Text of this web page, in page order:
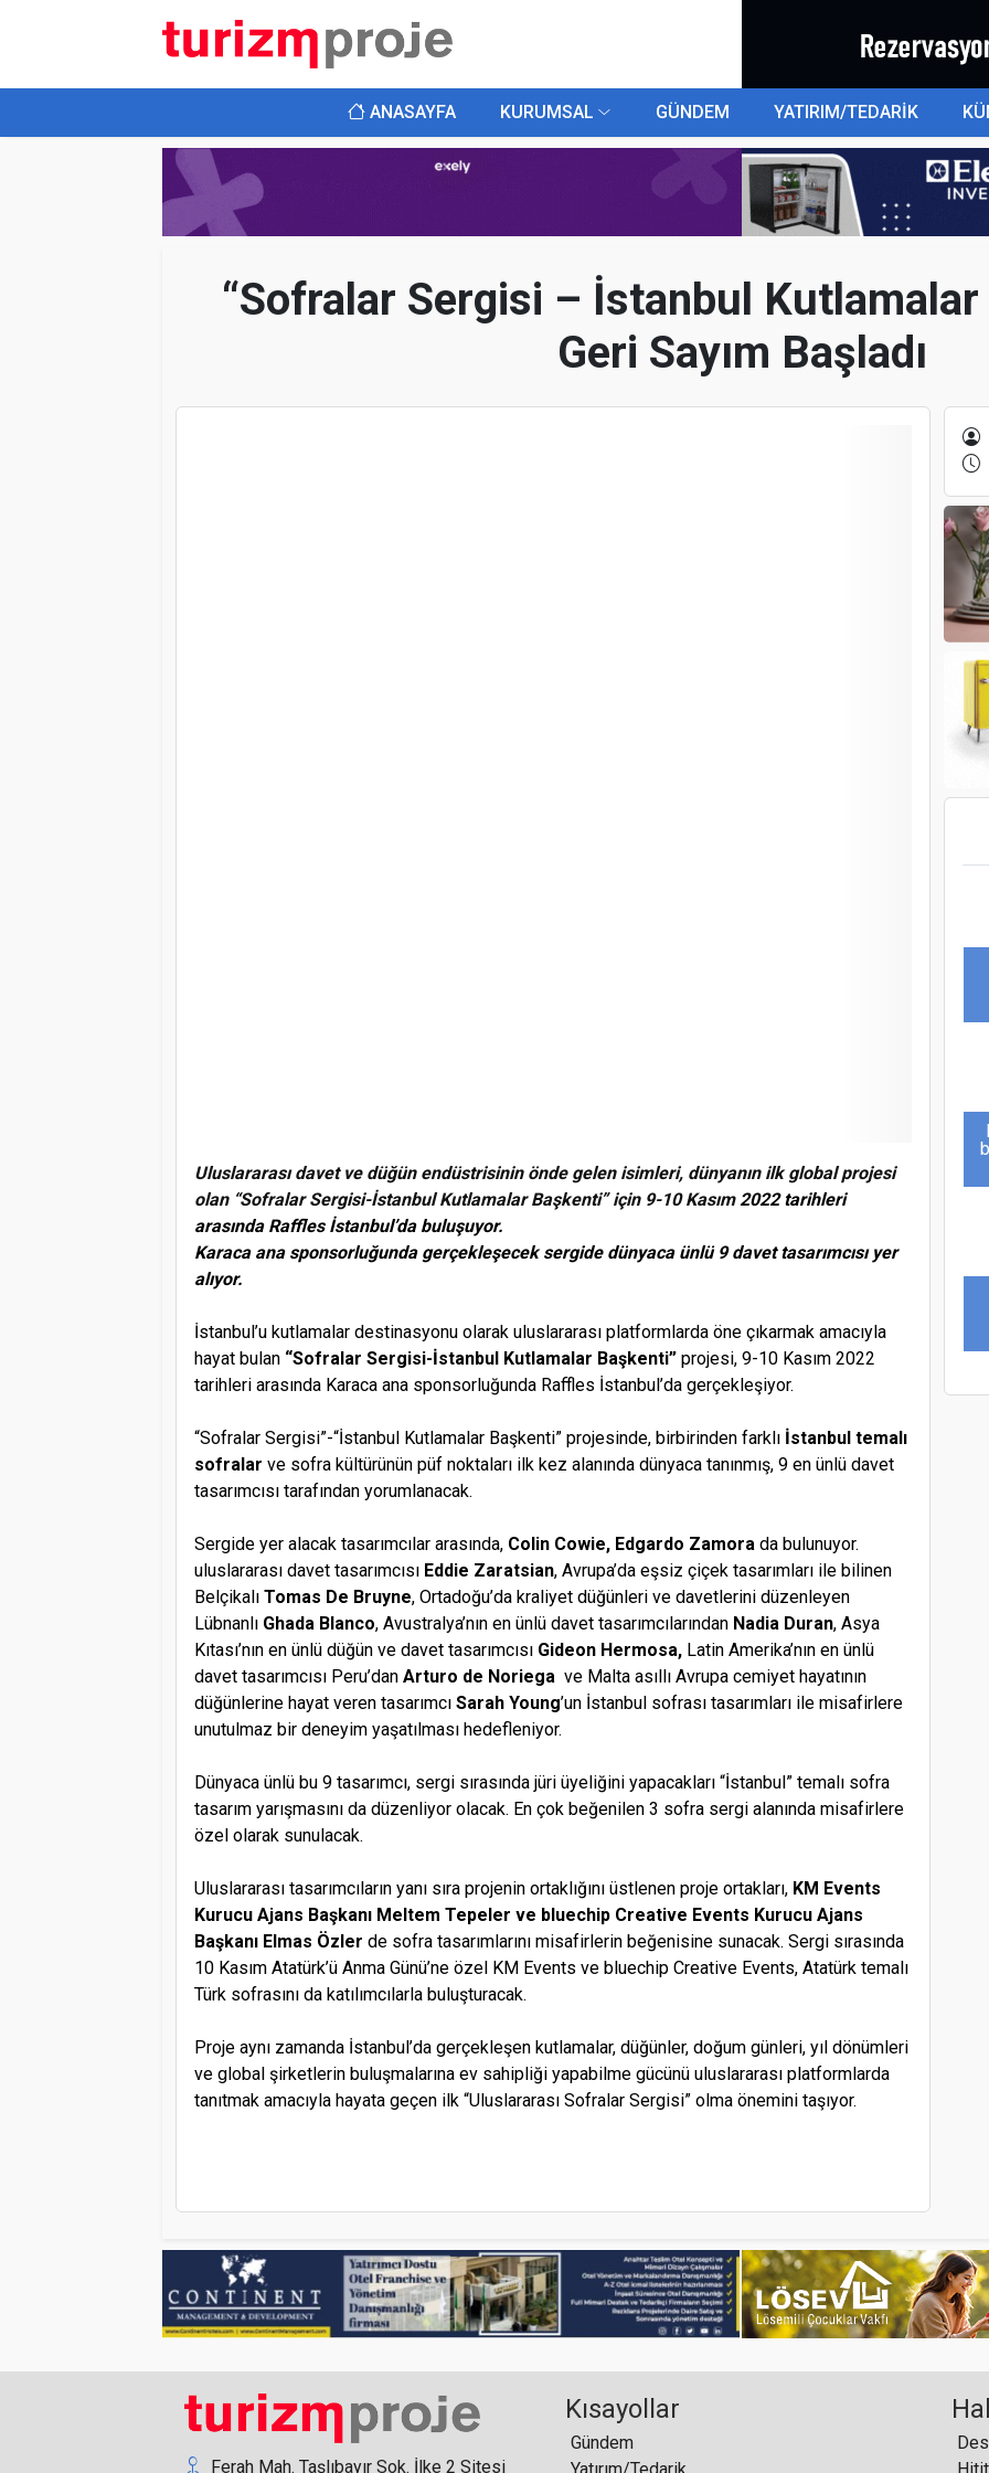
ANASAYFA KURUMSAL GÜNDEM YATIRIM/TEDARİK
“Sofralar Sergisi – İstanbul
Geri Sayım Başladı
Uluslararası davet ve düğün endüstrisinin önde gelen isimleri, dünyanın ilk global projesi
olan “Sofralar Sergisi-İstanbul Kutlamalar Başkenti” için 9-10 Kasım2022 tarihleri
arasında Raffles İstanbul’da buluşuyor.
Karaca ana sponsorluğunda gerçekleşecek sergide dünyaca ünlü 9 davet tasarımcısı yer
alıyor.
İstanbul’u kutlamalar destinasyonu olarak uluslararası platformlarda öne çıkarmak amacıyla
hayat bulan “Sofralar Sergisi-İstanbul Kutlamalar Başkenti” projesi, 9-10 Kasım 2022
tarihleri arasında Karaca ana sponsorluğunda Raffles İstanbul’da gerçekleşiyor.
“Sofralar Sergisi”-“İstanbul Kutlamalar Başkenti” projesinde, birbirinden farklı İstanbul temalı
sofralar ve sofra kültürünün püf noktaları ilk kez alanında dünyaca tanınmış, 9 en ünlü davet
tasarımcısı tarafından yorumlanacak.
Sergide yer alacak tasarımcılar arasında, Colin Cowie, Edgardo Zamora da bulunuyor.
uluslararası davet tasarımcısı Eddie Zaratsian, Avrupa’da eşsiz çiçek tasarımları ile bilinen
Belçikalı Tomas De Bruyne, Ortadoğu’da kraliyet düğünleri ve davetlerini düzenleyen
Lübnanlı Ghada Blanco, Avustralya’nın en ünlü davet tasarımcılarından Nadia Duran, Asya
Kıtası’nın en ünlü düğün ve davet tasarımcısı Gideon Hermosa, Latin Amerika’nın en ünlü
davet tasarımcısı Peru’dan Arturo de Noriega ve Malta asıllı Avrupa cemiyet hayatının
düğünlerine hayat veren tasarımcı Sarah Young’un İstanbul sofrası tasarımları ile misafirlere
unutulmaz bir deneyim yaşatılması hedefleniyor.
Dünyaca ünlü bu 9 tasarımcı, sergi sırasında jüri üyeliğini yapacakları “İstanbul” temalı sofra
tasarım yarışmasını da düzenliyor olacak. En çok beğenilen 3 sofra sergi alanında misafirlere
özel olarak sunulacak.
Uluslararası tasarımcıların yanı sıra projenin ortaklığını üstlenen proje ortakları, KM Events
Kurucu Ajans Başkanı Meltem Tepeler ve bluechip Creative Events Kurucu Ajans
Başkanı Elmas Özler de sofra tasarımlarını misafirlerin beğenisine sunacak. Sergi sırasında
10 Kasım Atatürk’ü Anma Günü’ne özel KM Events ve bluechip Creative Events, Atatürk temalı
Türk sofrasını da katılımcılarla buluşturacak.
Proje aynı zamanda İstanbul’da gerçekleşen kutlamalar, düğünler, doğum günleri, yıl dönümleri
ve global şirketlerin buluşmalarına ev sahipliği yapabilme gücünü uluslararası platformlarda
tanıtmak amacıyla hayata geçen ilk “Uluslararası Sofralar Sergisi” olma önemini taşıyor.
Ferah Mah. Taşlıbayır Sok. İlke 2 Sitesi
Kısayollar
Gündem